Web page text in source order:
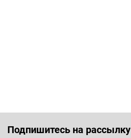
Подпишитесь на рассылку